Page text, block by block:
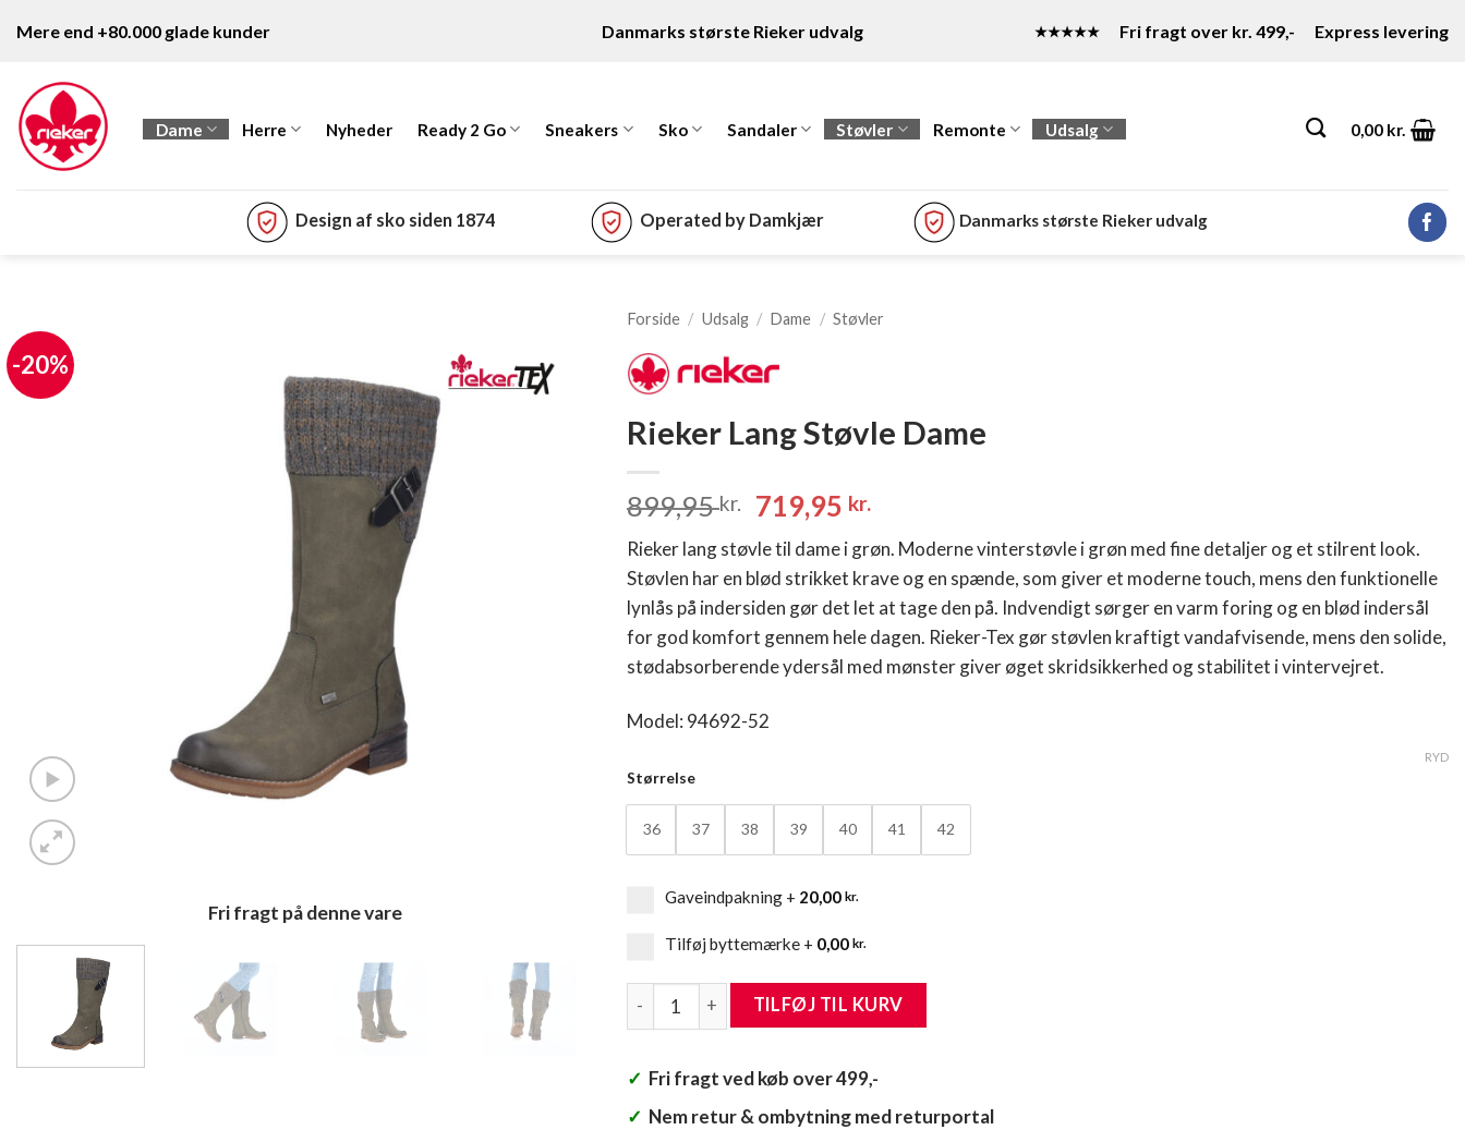
Mere end +80.000 glade kunder Danmarks største Rieker udvalg ★★★★★ Fri fragt over kr. 499,- Express levering
Dame Herre Nyheder Ready 2 Go Sneakers Sko Sandaler Støvler Remonte Udsalg 0,00 kr.
Design af sko siden 1874 Operated by Damkjær Danmarks største Rieker udvalg
-20%
Fri fragt på denne vare
Forside / Udsalg / Dame / Støvler
Rieker Lang Støvle Dame
899,95kr.
Den
oprindelige
pris
var:
899,95 kr..
719,95 kr.Den
pris
er:
719,95 kr..
Rieker lang støvle til dame i grøn. Moderne vinterstøvle i grøn med fine detaljer og et stilrent look.
Støvlen har en blød strikket krave og en spænde, som giver et moderne touch, mens den funktionelle
lynlås på indersiden gør det let at tage den på. Indvendigt sørger en varm foring og en blød indersål
for god komfort gennem hele dagen. Rieker-Tex gør støvlen kraftigt vandafvisende, mens den solide,
stødabsorberende ydersål med mønster giver øget skridsikkerhed og stabilitet i vintervejret.
Model: 94692-52
Størrelse
36 37 38 39 40 41 42
RYD
Gaveindpakning + 20,00 kr.
Tilføj byttemærke + 0,00 kr.
Rieker Lang Støvle Dame antal
TILFØJ TIL KURV
✓ Fri fragt ved køb over 499,-
✓ Nem retur & ombytning med returportal